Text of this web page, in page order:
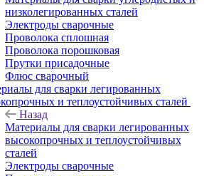
низколегированных сталей
Электроды сварочные
Проволока сплошная
Проволока порошковая
Прутки присадочные
Флюс сварочный
для сварки легированных
и теплоустойчивых сталей
Назад
Материалы для сварки легированных
высокопрочных и теплоустойчивых
сталей
Электроды сварочные